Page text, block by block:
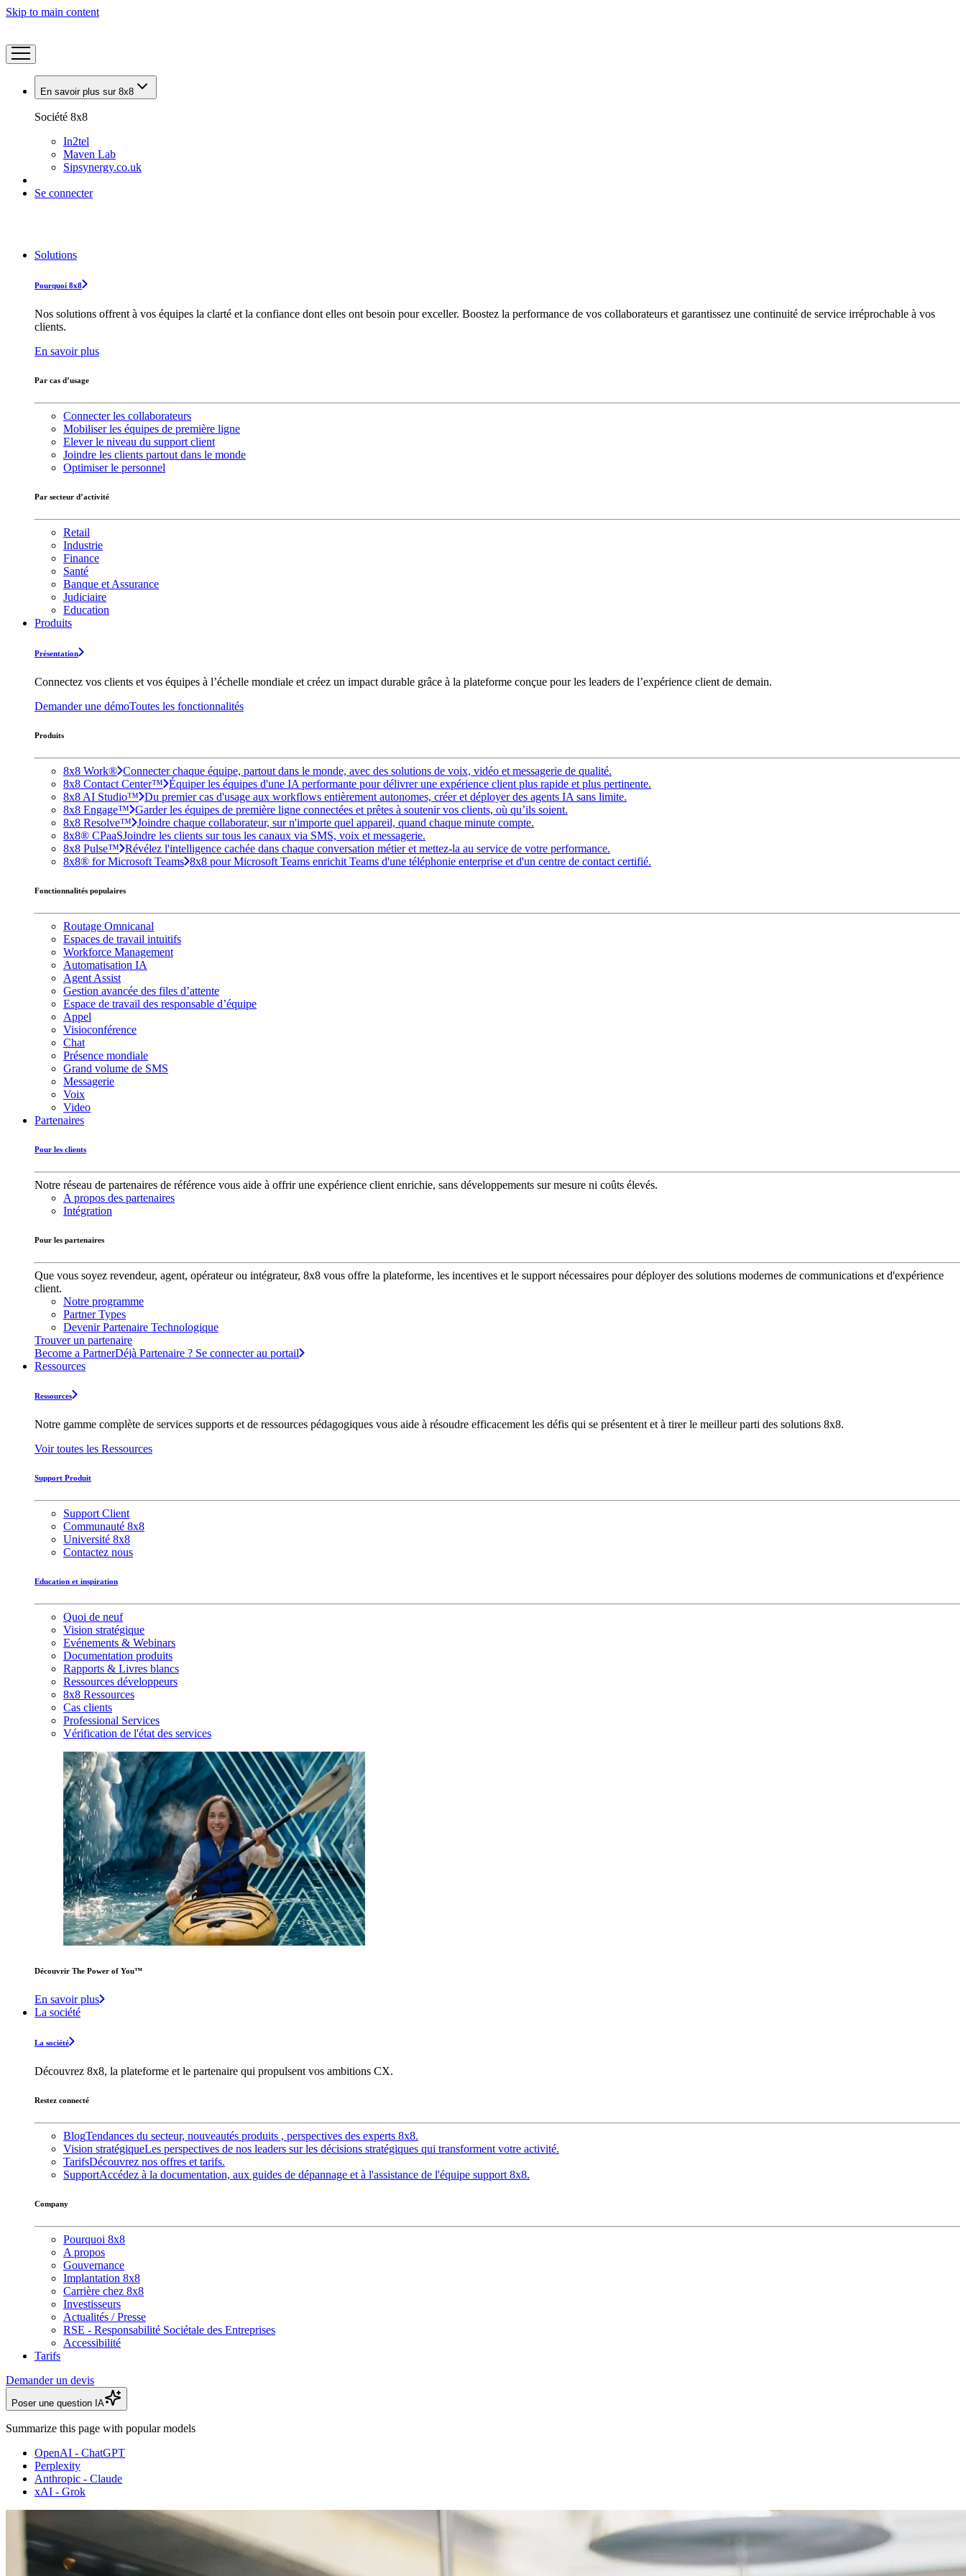
Skip to main content
En savoir plus sur 8x8
Société 8x8
In2tel
Maven Lab
Sipsynergy.co.uk
Se connecter
Solutions
Pourquoi 8x8
Nos solutions offrent à vos équipes la clarté et la confiance dont elles ont besoin pour exceller. Boostez la performance de vos collaborateurs et garantissez une continuité de service irréprochable à vos
clients.
En savoir plus
Par cas d’usage
Connecter les collaborateurs
Mobiliser les équipes de première ligne
Elever le niveau du support client
Joindre les clients partout dans le monde
Optimiser le personnel
Par secteur d’activité
Retail
Industrie
Finance
Santé
Banque et Assurance
Judiciaire
Education
Produits
Présentation
Connectez vos clients et vos équipes à l’échelle mondiale et créez un impact durable grâce à la plateforme conçue pour les leaders de l’expérience client de demain.
Demander une démoToutes les fonctionnalités
Produits
8x8 Work® Connecter chaque équipe, partout dans le monde, avec des solutions de voix, vidéo et messagerie de qualité.
8x8 Contact Center™ Équiper les équipes d'une IA performante pour délivrer une expérience client plus rapide et plus pertinente.
8x8 AI Studio™ Du premier cas d'usage aux workflows entièrement autonomes, créer et déployer des agents IA sans limite.
8x8 Engage™ Garder les équipes de première ligne connectées et prêtes à soutenir vos clients, où qu’ils soient.
8x8 Resolve™ Joindre chaque collaborateur, sur n'importe quel appareil, quand chaque minute compte.
8x8® CPaaSJoindre les clients sur tous les canaux via SMS, voix et messagerie.
8x8 Pulse™ Révélez l'intelligence cachée dans chaque conversation métier et mettez-la au service de votre performance.
8x8® for Microsoft Teams 8x8 pour Microsoft Teams enrichit Teams d'une téléphonie enterprise et d'un centre de contact certifié.
Fonctionnalités populaires
Routage Omnicanal
Espaces de travail intuitifs
Workforce Management
Automatisation IA
Agent Assist
Gestion avancée des files d’attente
Espace de travail des responsable d’équipe
Appel
Visioconférence
Chat
Présence mondiale
Grand volume de SMS
Messagerie
Voix
Video
Partenaires
Pour les clients
Notre réseau de partenaires de référence vous aide à offrir une expérience client enrichie, sans développements sur mesure ni coûts élevés.
A propos des partenaires
Intégration
Pour les partenaires
Que vous soyez revendeur, agent, opérateur ou intégrateur, 8x8 vous offre la plateforme, les incentives et le support nécessaires pour déployer des solutions modernes de communications et d'expérience
client.
Notre programme
Partner Types
Devenir Partenaire Technologique
Trouver un partenaire
Become a PartnerDéjà Partenaire ? Se connecter au portail
Ressources
Ressources
Notre gamme complète de services supports et de ressources pédagogiques vous aide à résoudre efficacement les défis qui se présentent et à tirer le meilleur parti des solutions 8x8.
Voir toutes les Ressources
Support Produit
Support Client
Communauté 8x8
Université 8x8
Contactez nous
Education et inspiration
Quoi de neuf
Vision stratégique
Evénements & Webinars
Documentation produits
Rapports & Livres blancs
Ressources développeurs
8x8 Ressources
Cas clients
Professional Services
Vérification de l'état des services
Découvrir The Power of You™️
En savoir plus
La société
La société
Découvrez 8x8, la plateforme et le partenaire qui propulsent vos ambitions CX.
Restez connecté
BlogTendances du secteur, nouveautés produits , perspectives des experts 8x8.
Vision stratégiqueLes perspectives de nos leaders sur les décisions stratégiques qui transforment votre activité.
TarifsDécouvrez nos offres et tarifs.
SupportAccédez à la documentation, aux guides de dépannage et à l'assistance de l'équipe support 8x8.
Company
Pourquoi 8x8
A propos
Gouvernance
Implantation 8x8
Carrière chez 8x8
Investisseurs
Actualités / Presse
RSE - Responsabilité Sociétale des Entreprises
Accessibilité
Tarifs
Demander un devis
Poser une question IA
Summarize this page with popular models
OpenAI - ChatGPT
Perplexity
Anthropic - Claude
xAI - Grok